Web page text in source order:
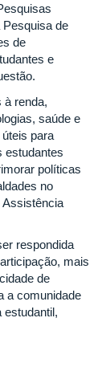
Pesquisa de
de
e
à renda,
saúde e
para
estudantes
políticas
no
Assistência
respondida
mais
de
a comunidade
estudantil,